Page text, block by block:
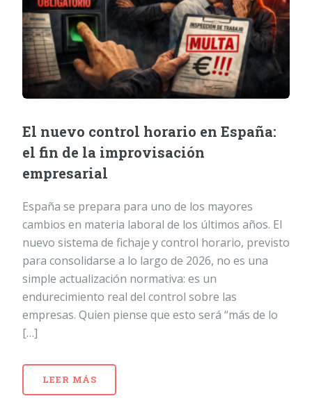
El nuevo control horario en España:
el fin de la improvisación
empresarial
España se prepara para uno de los mayores
cambios en materia laboral de los últimos años. El
nuevo sistema de fichaje y control horario, previsto
para consolidarse a lo largo de 2026, no es una
simple actualización normativa: es un
endurecimiento real del control sobre las
empresas. Quien piense que esto será “más de lo
[…]
LEER MÁS